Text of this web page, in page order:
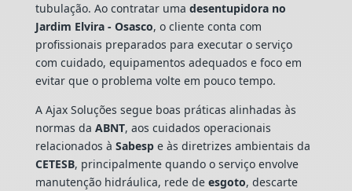
tubulação. Ao contratar uma desentupidora no
Jardim Elvira - Osasco, o cliente conta com
profissionais preparados para executar o serviço
com cuidado, equipamentos adequados e foco em
evitar que o problema volte em pouco tempo.
A Ajax Soluções segue boas práticas alinhadas às
normas da ABNT, aos cuidados operacionais
relacionados à Sabespe às diretrizes ambientais da
CETESB, principalmente quando o serviço envolve
manutenção hidráulica, rede de esgoto, descarte